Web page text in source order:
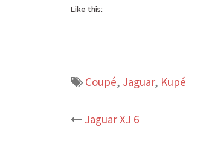
Like this:
Coupé, Jaguar, Kupé
Post
Jaguar XJ 6